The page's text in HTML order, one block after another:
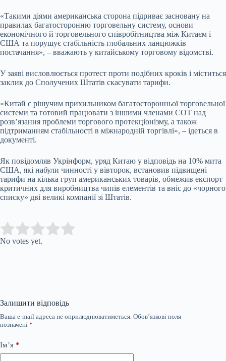
«Такими діями американська сторона підриває засновану на
правилах багатосторонню торговельну систему, основи
економічного й торговельного співробітництва між Китаєм і
США та порушує стабільність глобальних ланцюжків
постачання», – вважають у китайському торговому відомстві.
У заяві висловлюється протест проти подібних кроків і міститься
заклик до Сполучених Штатів скасувати тарифи.
«Китай є рішучим прихильником багатосторонньої торговельної
системи та готовий працювати з іншими членами СОТ над
розв’язання проблеми торгового протекціонізму, а також
підтриманням стабільності в міжнародній торгівлі», – ідеться в
документі.
Як повідомляв Укрінформ, уряд Китаю у відповідь на 10% мита
США, які набули чинності у вівторок, встановив підвищені
тарифи на кілька груп американських товарів, обмежив експорт
критичних для виробництва чипів елементів та вніс до «чорного
списку» дві великі компанії зі Штатів.
Rate this item:
No votes yet.
Залишити відповідь
Ваша e-mail адреса не оприлюднюватиметься. Обов’язкові поля
позначені *
Ім’я *